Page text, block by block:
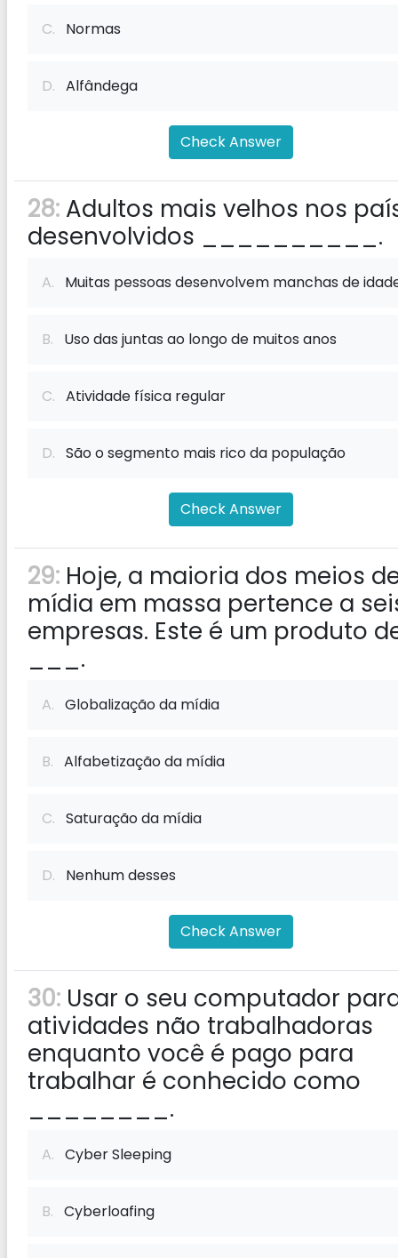
C. Normas
D. Alfândega
Check Answer
28: Adultos mais velhos nos
desenvolvidos __________.
A. Muitas pessoas desenvolvem manchas de
B. Uso das juntas ao longo de muitos anos
C. Atividade física regular
D. São o segmento mais rico da população
Check Answer
29: Hoje, a maioria dos meios
mídia em massa pertence a
empresas. Este é um produto
___.
A. Globalização da mídia
B. Alfabetização da mídia
C. Saturação da mídia
D. Nenhum desses
Check Answer
30: Usar o seu computador
atividades não trabalhadoras
enquanto você é pago para
trabalhar é conhecido como
________.
A. Cyber ​​Sleeping
B. Cyberloafing